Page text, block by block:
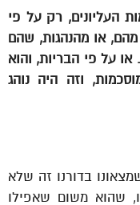
העליונים, רק על פי
או מהנהגות, שהם
או על פי הבריות, והוא
וזה היה נוהג
בדורנו זה שלא
שהוא משום שאפילו